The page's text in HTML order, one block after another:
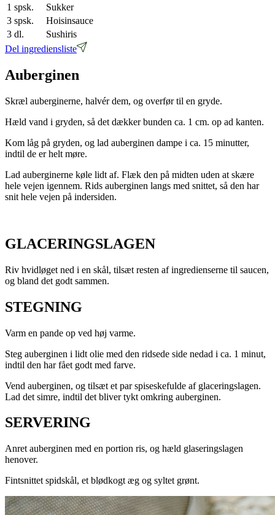
1 spsk.
Sukker
3 spsk.
Hoisinsauce
3 dl.
Sushiris
Del ingrediensliste
Auberginen
Skræl auberginerne, halvér dem, og overfør til en gryde.
Hæld vand i gryden, så det dækker bunden ca. 1 cm. op ad kanten.
Kom låg på gryden, og lad auberginen dampe i ca. 15 minutter,
indtil de er helt møre.
Lad auberginerne køle lidt af. Flæk den på midten uden at skære
hele vejen igennem. Rids auberginen langs med snittet, så den har
snit hele vejen på indersiden.
GLACERINGSLAGEN
Riv hvidløget ned i en skål, tilsæt resten af ingredienserne til saucen,
og bland det godt sammen.
STEGNING
Varm en pande op ved høj varme.
Steg auberginen i lidt olie med den ridsede side nedad i ca. 1 minut,
indtil den har fået godt med farve.
Vend auberginen, og tilsæt et par spiseskefulde af glaceringslagen.
Lad det simre, indtil det bliver tykt omkring auberginen.
SERVERING
Anret auberginen med en portion ris, og hæld glaseringslagen
henover.
Fintsnittet spidskål, et blødkogt æg og syltet grønt.